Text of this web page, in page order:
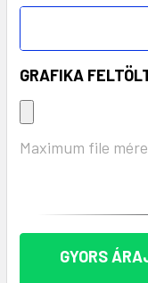
GRAFIKA
Maximum file
GYORS